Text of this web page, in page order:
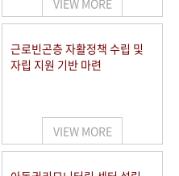
근로빈곤층 자활정책 수립 및
자립 지원 기반 마련
VIEW MORE